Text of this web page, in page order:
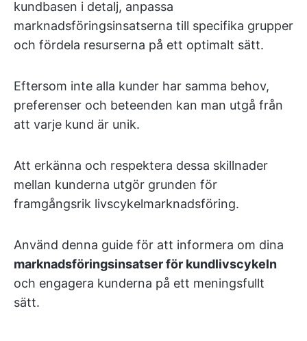
kundbasen i detalj, anpassa
marknadsföringsinsatserna till specifika grupper
och fördela resurserna på ett optimalt sätt.
Eftersom inte alla kunder har samma behov,
preferenser och beteenden kan man utgå från
att varje kund är unik.
Att erkänna och respektera dessa skillnader
mellan kunderna utgör grunden för
framgångsrik livscykelmarknadsföring.
Använd denna guide för att informera om dina
marknadsföringsinsatser för kundlivscykeln
och engagera kunderna på ett meningsfullt
sätt.